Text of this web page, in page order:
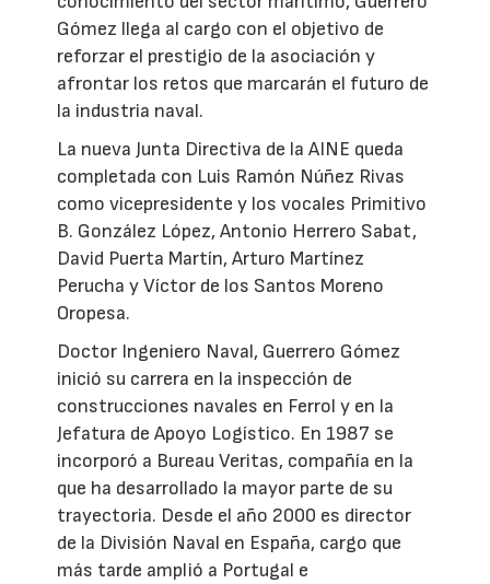
Gómez llega al cargo con el objetivo de
reforzar el prestigio de la asociación y
afrontar los retos que marcarán el futuro de
la industria naval.
La nueva Junta Directiva de la AINE queda
completada con Luis Ramón Núñez Rivas
como vicepresidente y los vocales Primitivo
B. González López, Antonio Herrero Sabat,
David Puerta Martín, Arturo Martínez
Perucha y Víctor de los Santos Moreno
Oropesa.
Doctor Ingeniero Naval, Guerrero Gómez
inició su carrera en la inspección de
construcciones navales en Ferrol y en la
Jefatura de Apoyo Logístico. En 1987 se
incorporó a Bureau Veritas, compañía en la
que ha desarrollado la mayor parte de su
trayectoria. Desde el año 2000 es director
de la División Naval en España, cargo que
más tarde amplió a Portugal e